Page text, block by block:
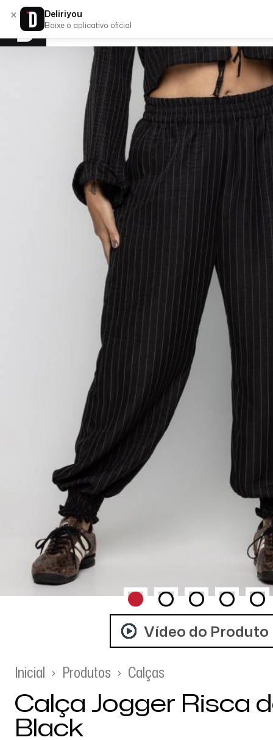
Vídeo do Produto
Inicial
Produtos Calças
Calça Jogger Risca
Black
× Deliriyou
Baixe o aplicativo oficial